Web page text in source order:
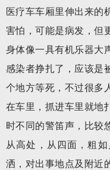
医疗车车厢里伸出来的
害怕，可能是病发，但
身体像一具有机乐器大
感染者挣扎了，应该是
个地方等死，不过很多
在车里，抓进车里就地
时不同的警笛声，比较
从高处，从四面，粗
洒，对出事地点及附近